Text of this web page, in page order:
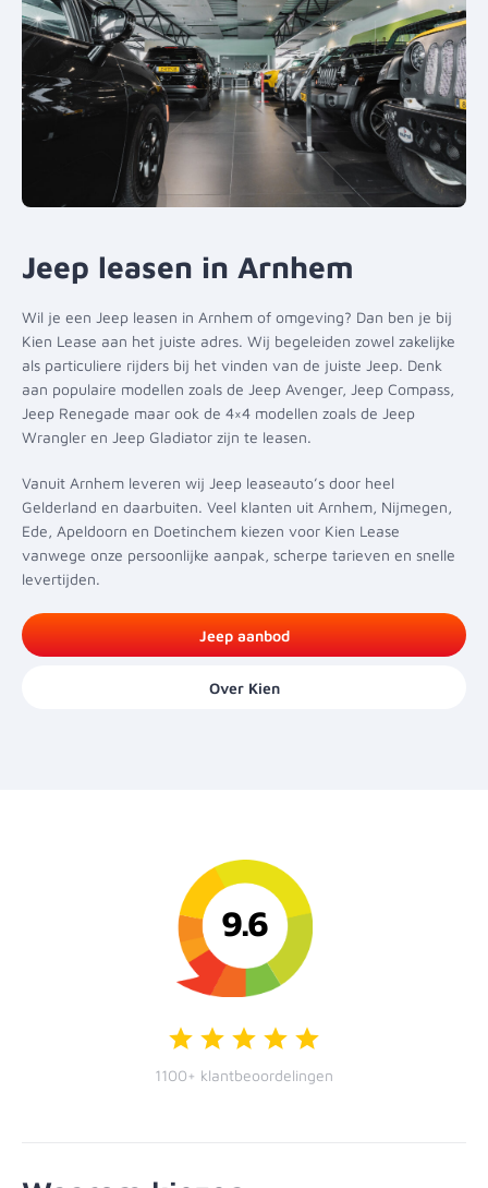
Jeep leasen in Arnhem
Wil je een Jeep leasen in Arnhem of omgeving? Dan ben je bij
Kien Lease aan het juiste adres. Wij begeleiden zowel zakelijke
als particuliere rijders bij het vinden van de juiste Jeep. Denk
aan populaire modellen zoals de Jeep Avenger, Jeep Compass,
Jeep Renegade maar ook de 4×4 modellen zoals de Jeep
Wrangler en Jeep Gladiator zijn te leasen.
Vanuit Arnhem leveren wij Jeep leaseauto’s door heel
Gelderland en daarbuiten. Veel klanten uit Arnhem, Nijmegen,
Ede, Apeldoorn en Doetinchem kiezen voor Kien Lease
vanwege onze persoonlijke aanpak, scherpe tarieven en snelle
levertijden.
Jeep aanbod
Over Kien
9.6
1100+ klantbeoordelingen